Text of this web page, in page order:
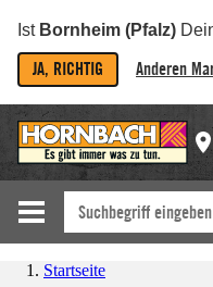
Ist Bornheim (Pfalz)
JA, RICHTIG Anderen
Startseite